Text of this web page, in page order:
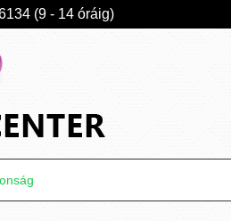
(9 - 14 óráig)